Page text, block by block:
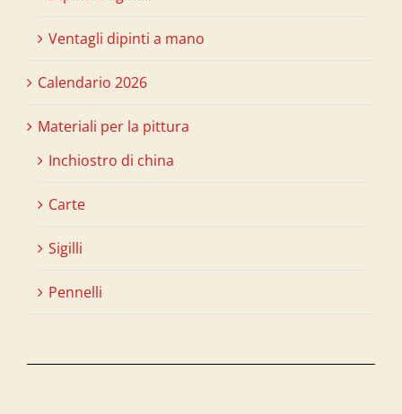
Ventagli dipinti a mano
Calendario 2026
Materiali per la pittura
Inchiostro di china
Carte
Sigilli
Pennelli